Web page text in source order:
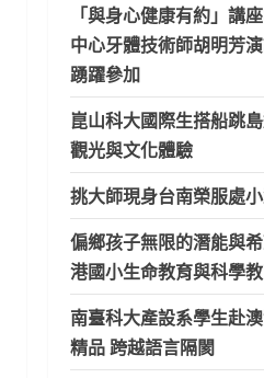
「與身心健康有約」講
中心牙體技術師胡明芳
踴躍參加
崑山科大國際生搭船跳
觀光與文化體驗
挑大師現身台南榮服處
偏鄉孩子無限的潛能與
港國小生命教育與科學
南臺科大產設系學生赴
精品 跨越語言隔閡